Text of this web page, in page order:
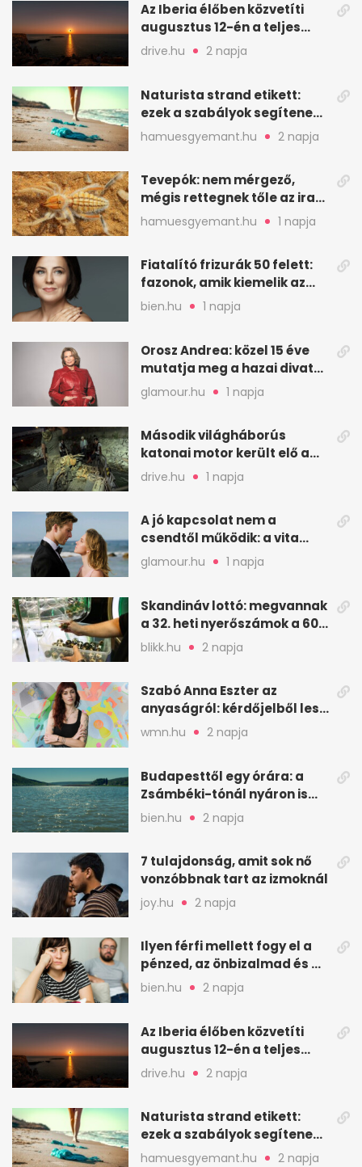
Az Iberia élőben közvetíti
augusztus 12-én a teljes
napfogyatkozást
drive.hu 2 napja
Naturista strand etikett:
ezek a szabályok segítenek
komfortosan lenni
hamuesgyemant.hu 2 napja
Tevepók: nem mérgező,
mégis rettegnek tőle az iraki
sivatagban
hamuesgyemant.hu 1 napja
Fiatalító frizurák 50 felett:
fazonok, amik kiemelik az
arcodat
bien.hu 1 napja
Orosz Andrea: közel 15 éve
mutatja meg a hazai divat
arcait
glamour.hu 1 napja
Második világháborús
katonai motor került elő a
Dunából a Batthyány térnél
drive.hu 1 napja
A jó kapcsolat nem a
csendtől működik: a vita
néha egészséges jel
glamour.hu 1 napja
Skandináv lottó: megvannak
a 32. heti nyerőszámok a 600
milliós játékhoz
blikk.hu 2 napja
Szabó Anna Eszter az
anyaságról: kérdőjelből lesz
valaha felkiáltójel?
wmn.hu 2 napja
Budapesttől egy órára: a
Zsámbéki-tónál nyáron is
van hely
bien.hu 2 napja
7 tulajdonság, amit sok nő
vonzóbbnak tart az izmoknál
joy.hu 2 napja
Ilyen férfi mellett fogy el a
pénzed, az önbizalmad és a
nyugalmad
bien.hu 2 napja
Az Iberia élőben közvetíti
augusztus 12-én a teljes
napfogyatkozást
drive.hu 2 napja
Naturista strand etikett:
ezek a szabályok segítenek
komfortosan lenni
hamuesgyemant.hu 2 napja